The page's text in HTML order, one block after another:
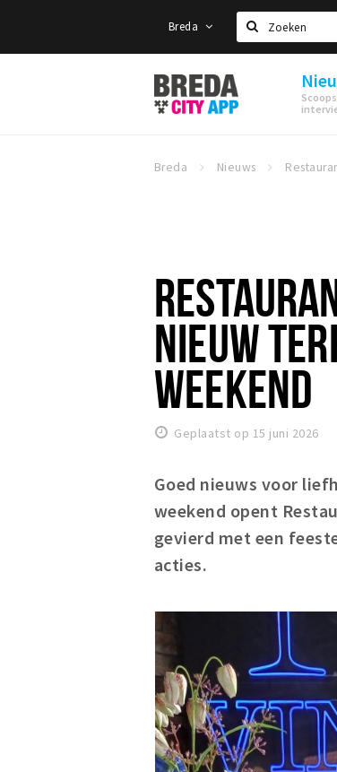
Breda
Zoeken
Stappen
&
Shoppen
Breda Nieuws
NIEUW
WEEKEND
Geplaatst op 15 juni 2026
Goed nieuws voor
weekend opent
gevierd met een
acties.